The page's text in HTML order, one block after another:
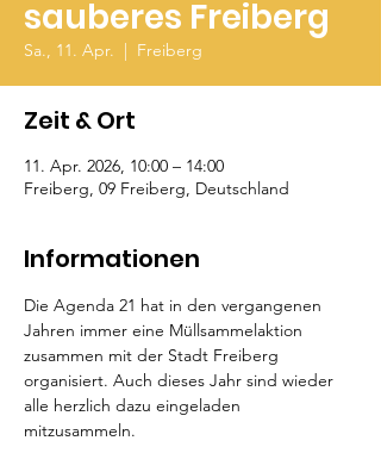
sauberes Freiberg
Sa., 11. Apr.
  |
Freiberg
Zeit & Ort
11. Apr. 2026, 10:00 – 14:00
Freiberg, 09 Freiberg, Deutschland
Informationen
Die Agenda 21 hat in den vergangenen
Jahren immer eine Müllsammelaktion
zusammen mit der Stadt Freiberg
organisiert. Auch dieses Jahr sind wieder
alle herzlich dazu eingeladen
mitzusammeln.